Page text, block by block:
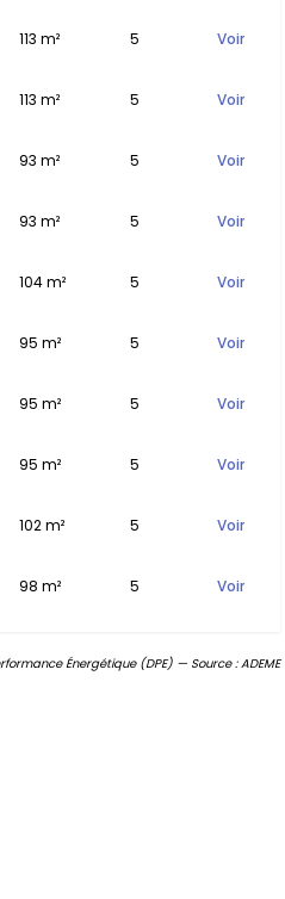
113 m² 5 Voir
113 m² 5 Voir
93 m² 5 Voir
93 m² 5 Voir
104 m² 5 Voir
95 m² 5 Voir
95 m² 5 Voir
95 m² 5 Voir
102 m² 5 Voir
98 m² 5 Voir
Énergétique (DPE) — Source : ADEME